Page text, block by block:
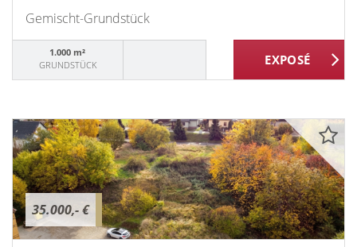
Gemischt-Grundstück
1.000 m²
GRUNDSTÜCK
35.000,- €